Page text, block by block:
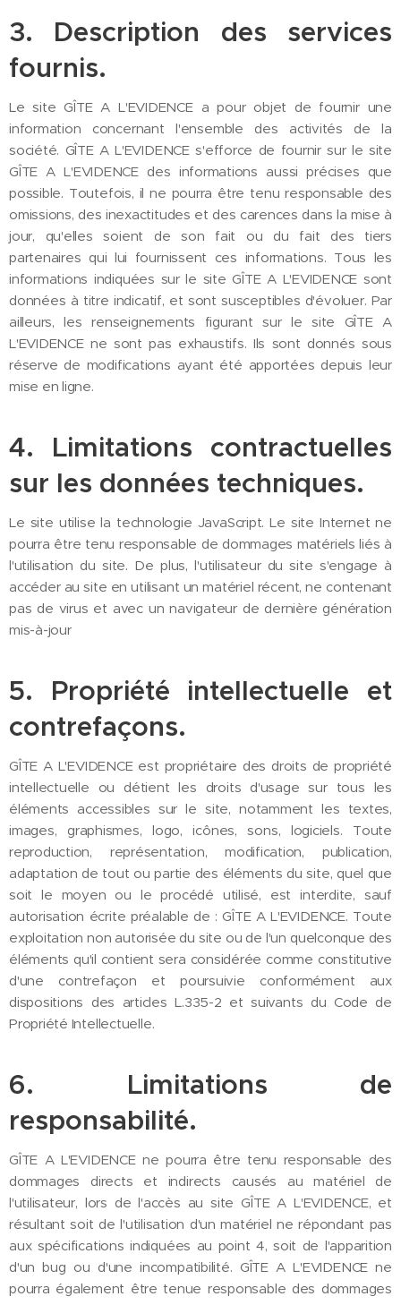
3. Description des services
fournis.
Le site GÎTE A L'EVIDENCE a pour objet de fournir une
information concernant l'ensemble des activités de la
société. GÎTE A L'EVIDENCE s'efforce de fournir sur le site
GÎTE A L'EVIDENCE des informations aussi précises que
possible. Toutefois, il ne pourra être tenu responsable des
omissions, des inexactitudes et des carences dans la mise à
jour, qu'elles soient de son fait ou du fait des tiers
partenaires qui lui fournissent ces informations. Tous les
informations indiquées sur le site GÎTE A L'EVIDENCE sont
données à titre indicatif, et sont susceptibles d'évoluer. Par
ailleurs, les renseignements figurant sur le site GÎTE A
L'EVIDENCE ne sont pas exhaustifs. Ils sont donnés sous
réserve de modifications ayant été apportées depuis leur
mise en ligne.
4. Limitations contractuelles
sur les données techniques.
Le site utilise la technologie JavaScript. Le site Internet ne
pourra être tenu responsable de dommages matériels liés à
l'utilisation du site. De plus, l'utilisateur du site s'engage à
accéder au site en utilisant un matériel récent, ne contenant
pas de virus et avec un navigateur de dernière génération
mis-à-jour
5. Propriété intellectuelle et
contrefaçons.
GÎTE A L'EVIDENCE est propriétaire des droits de propriété
intellectuelle ou détient les droits d'usage sur tous les
éléments accessibles sur le site, notamment les textes,
images, graphismes, logo, icônes, sons, logiciels. Toute
reproduction, représentation, modification, publication,
adaptation de tout ou partie des éléments du site, quel que
soit le moyen ou le procédé utilisé, est interdite, sauf
autorisation écrite préalable de : GÎTE A L'EVIDENCE. Toute
exploitation non autorisée du site ou de l'un quelconque des
éléments qu'il contient sera considérée comme constitutive
d'une contrefaçon et poursuivie conformément aux
dispositions des articles L.335-2 et suivants du Code de
Propriété Intellectuelle.
6. Limitations de
responsabilité.
GÎTE A L'EVIDENCE ne pourra être tenu responsable des
dommages directs et indirects causés au matériel de
l'utilisateur, lors de l'accès au site GÎTE A L'EVIDENCE, et
résultant soit de l'utilisation d'un matériel ne répondant pas
aux spécifications indiquées au point 4, soit de l'apparition
d'un bug ou d'une incompatibilité. GÎTE A L'EVIDENCE ne
pourra également être tenue responsable des dommages